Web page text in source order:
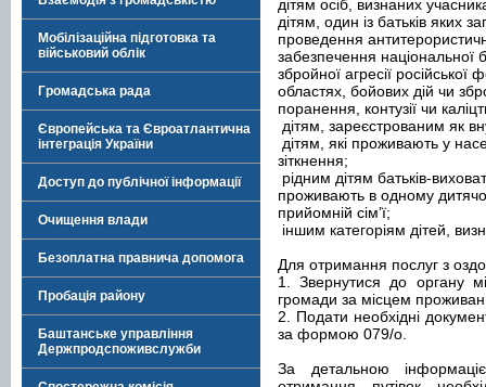
Мобілізаційна підготовка та
військовий облік
Громадська рада
Європейська та Євроатлантична
інтеграція України
Доступ до публічної інформації
Очищення влади
Безоплатна правнича допомога
Пробація району
Баштанське управління
Держпродспоживслужби
дітям осіб, визнаних
дітям, один із батьків яких
проведення
забезпечення національної
збройної агресії російської
областях, бойових дій чи
поранення, контузії чи
дітям, зареєстрованим як
дітям, які проживають у
зіткнення;
рідним дітям батьків-
проживають в одному
прийомній сім’ї;
іншим категоріям дітей,
Для отримання послуг з
1. Звернутися до органу
громади за місцем
2. Подати необхідні
за формою 079/о.
За детальною